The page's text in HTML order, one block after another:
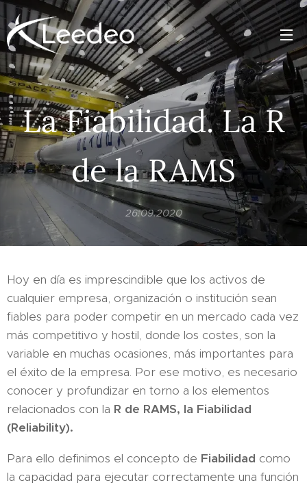
La Fiabilidad. La R
de la RAMS
26.09.2020
Hoy en día es imprescindible que los activos de
cualquier empresa, organización o institución sean
fiables para poder competir en un mercado cada vez
más competitivo y hostil, donde los costes, son la
variable en muchas ocasiones, más importantes para
el éxito de la empresa. Por ese motivo, es necesario
conocer y profundizar en torno a los elementos
relacionados con la R de RAMS, la Fiabilidad
(Reliability).
Para ello definimos el concepto de Fiabilidad como
la capacidad para ejecutar correctamente una función